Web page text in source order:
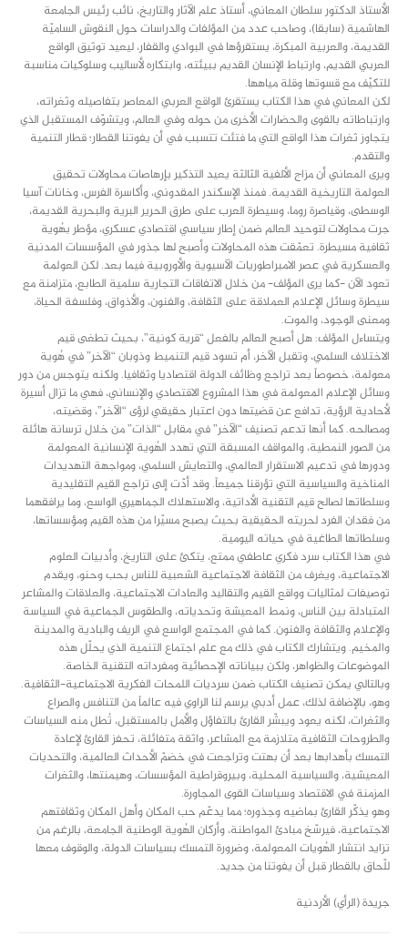
الأستاذ الدكتور سلطان المعاني، أستاذ علم الآثار والتاريخ، نائب رئيس الجامعة
الهاشمية (سابقا)، وصاحب عدد من المؤلفات والدراسات حول النقوش الساميّة
القديمة، والعربية المبكرة، يستقرؤها في البوادي والقفار، ليعيد توثيق الواقع
العربي القديم، وارتباط الإنسان القديم ببيئته، وابتكاره لأساليب وسلوكيات مناسبة
للتكيّف مع قسوتها وقلة مياهها.
لكن المعاني في هذا الكتاب يستقرئ الواقع العربي المعاصر بتفاصيله وثغراته،
وارتباطاته بالقوى والحضارات الأخرى من حوله وفي العالم، ويتشوّف المستقبل الذي
يتجاوز ثغرات هذا الواقع التي ما فتئت تتسبب في أن يفوتنا القطار؛ قطار التنمية
والتقدم.
ويرى المعاني أن مزاج الألفية الثالثة يعيد التذكير بإرهاصات محاولات تحقيق
العولمة التاريخية القديمة. فمنذ الإسكندر المقدوني، وأكاسرة الفرس، وخانات آسيا
الوسطى، وقياصرة روما، وسيطرة العرب على طرق الحرير البرية والبحرية القديمة،
جرت محاولات لتوحيد العالم ضمن إطار سياسي اقتصادي عسكري، مؤطر بهُوية
ثقافية مسيطرة. تعمّقت هذه المحاولات وأصبح لها جذور في المؤسسات المدنية
والعسكرية في عصر الامبراطوريات الآسيوية والأوروبية فيما بعد. لكن العولمة
تعود الآن -كما يرى المؤلف- من خلال الاتفاقات التجارية سلمية الطابع، متزامنة مع
سيطرة وسائل الإعلام العملاقة على الثقافة، والفنون، والأذواق، وفلسفة الحياة،
ومعنى الوجود، والموت.
ويتساءل المؤلف: هل أصبح العالم بالفعل “قرية كونية”، بحيث تطغى قيم
الاختلاف السلمي، وتقبل الآخر، أم تسود قيم التنميط وذوبان “الآخر” في هُوية
معولمة، خصوصاً بعد تراجع وظائف الدولة اقتصاديا وثقافيا. ولكنه يتوجس من دور
وسائل الإعلام المعولمة في هذا المشروع الاقتصادي والإنساني، فهي ما تزال أسيرة
لأحادية الرؤية، تدافع عن قضيتها دون اعتبار حقيقي لرؤى “الآخر”، وقضيته،
ومصالحه. كما أنها تدعم تصنيف “الآخر” في مقابل “الذات” من خلال ترسانة هائلة
من الصور النمطية، والمواقف المسبقة التي تهدد الهُوية الإنسانية المعولمة
ودورها في تدعيم الاستقرار العالمي، والتعايش السلمي، ومواجهة التهديدات
المناخية والسياسية التي تؤرقنا جميعاً. وقد أدّت إلى تراجع القيم التقليدية
وسلطاتها لصالح قيم التقنية الأداتية، والاستهلاك الجماهيري الواسع، وما يرافقهما
من فقدان الفرد لحريته الحقيقية بحيث يصبح مسيّرا من هذه القيم ومؤسساتها،
وسلطاتها الطاغية في حياته اليومية.
في هذا الكتاب سرد فكري عاطفي ممتع، يتكئ على التاريخ، وأدبيات العلوم
الاجتماعية، ويغرف من الثقافة الاجتماعية الشعبية للناس بحب وحنو، ويقدم
توصيفات لمثاليات وواقع القيم والتقاليد والعادات الاجتماعية، والعلاقات والمشاعر
المتبادلة بين الناس، ونمط المعيشة وتحدياته، والطقوس الجماعية في السياسة
والإعلام والثقافة والفنون. كما في المجتمع الواسع في الريف والبادية والمدينة
والمخيم. ويتشارك الكتاب في ذلك مع علم اجتماع التنمية الذي يحلّل هذه
الموضوعات والظواهر، ولكن ببياناته الإحصائية ومفرداته التقنية الخاصة.
وبالتالي يمكن تصنيف الكتاب ضمن سرديات اللمحات الفكرية الاجتماعية-الثقافية.
وهو، بالإضافة لذلك، عمل أدبي يرسم لنا الراوي فيه عالماً من التنافس والصراع
والثغرات، لكنه يعود ويبشّر القارئ بالتفاؤل والأمل بالمستقبل، تُطل منه السياسات
والطروحات الثقافية متلازمة مع المشاعر، واثقة متفائلة، تحفز القارئ لإعادة
التمسك بأهدابها بعد أن بهتت وتراجعت في خضمّ الأحداث العالمية، والتحديات
المعيشية، والسياسية المحلية، وبيروقراطية المؤسسات، وهيمنتها، والثغرات
المزمنة في الاقتصاد وسياسات القوى المجاورة.
وهو يذكّر القارئ بماضيه وجذوره؛ مما يدعّم حب المكان وأهل المكان وثقافتهم
الاجتماعية، فيرسّخ مبادئ المواطنة، وأركان الهُوية الوطنية الجامعة، بالرغم من
تزايد انتشار الهُويات المعولمة، وضرورة التمسك بسياسات الدولة، والوقوف معها
للّحاق بالقطار قبل أن يفوتنا من جديد.
جريدة (الرأي) الأردنية